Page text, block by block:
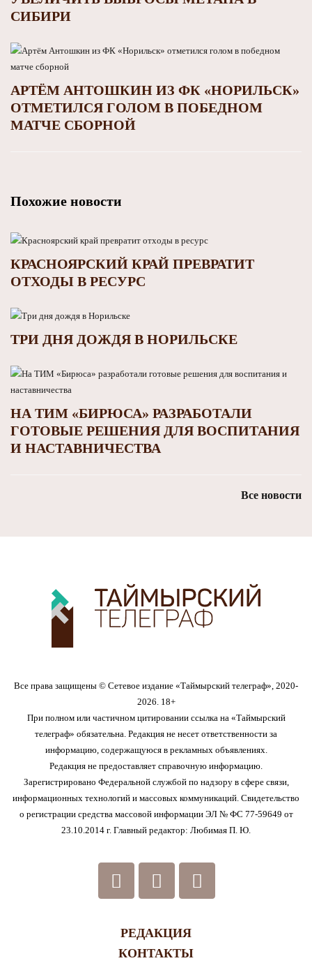
СИБИРИ
АРТЁМ АНТОШКИН ИЗ ФК «НОРИЛЬСК»
ОТМЕТИЛСЯ ГОЛОМ В ПОБЕДНОМ
МАТЧЕ СБОРНОЙ
Похожие новости
КРАСНОЯРСКИЙ КРАЙ ПРЕВРАТИТ
ОТХОДЫ В РЕСУРС
ТРИ ДНЯ ДОЖДЯ В НОРИЛЬСКЕ
НА ТИМ «БИРЮСА» РАЗРАБОТАЛИ
ГОТОВЫЕ РЕШЕНИЯ ДЛЯ ВОСПИТАНИЯ
И НАСТАВНИЧЕСТВА
Все новости
Все права защищены © Сетевое издание «Таймырский телеграф», 2020-
2026. 18+
При полном или частичном цитировании ссылка на «Таймырский
телеграф» обязательна. Редакция не несет ответственности за
информацию, содержащуюся в рекламных объявлениях.
Редакция не предоставляет справочную информацию.
Зарегистрировано Федеральной службой по надзору в сфере связи,
информационных технологий и массовых коммуникаций. Свидетельство
о регистрации средства массовой информации ЭЛ № ФС 77-59649 от
23.10.2014 г. Главный редактор: Любимая П. Ю.
РЕДАКЦИЯ
КОНТАКТЫ